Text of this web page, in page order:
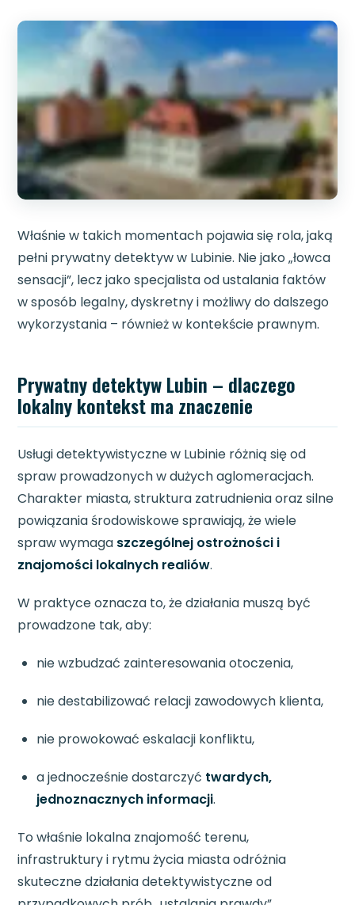
Właśnie w takich momentach pojawia się rola, jaką
pełni prywatny detektyw w Lubinie. Nie jako „łowca
sensacji”, lecz jako specjalista od ustalania faktów
w sposób legalny, dyskretny i możliwy do dalszego
wykorzystania – również w kontekście prawnym.
Prywatny detektyw Lubin – dlaczego
lokalny kontekst ma znaczenie
Usługi detektywistyczne w Lubinie różnią się od
spraw prowadzonych w dużych aglomeracjach.
Charakter miasta, struktura zatrudnienia oraz silne
powiązania środowiskowe sprawiają, że wiele
spraw wymaga szczególnej ostrożności i
znajomości lokalnych realiów.
W praktyce oznacza to, że działania muszą być
prowadzone tak, aby:
nie wzbudzać zainteresowania otoczenia,
nie destabilizować relacji zawodowych klienta,
nie prowokować eskalacji konfliktu,
a jednocześnie dostarczyć twardych,
jednoznacznych informacji.
To właśnie lokalna znajomość terenu,
infrastruktury i rytmu życia miasta odróżnia
skuteczne działania detektywistyczne od